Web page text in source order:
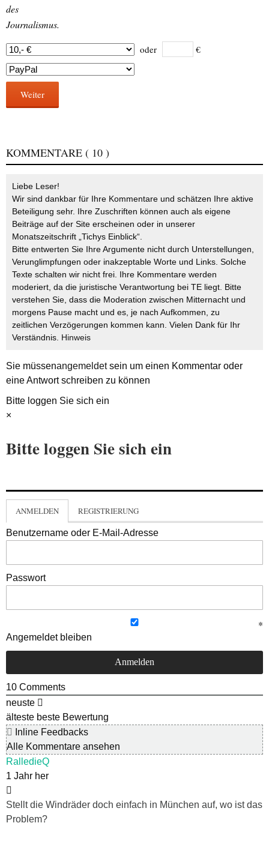
des
Journalismus.
oder €
Weiter
KOMMENTARE ( 10 )
Liebe Leser!
Wir sind dankbar für Ihre Kommentare und schätzen Ihre aktive
Beteiligung sehr. Ihre Zuschriften können auch als eigene
Beiträge auf der Site erscheinen oder in unserer
Monatszeitschrift „Tichys Einblick“.
Bitte entwerten Sie Ihre Argumente nicht durch Unterstellungen,
Verunglimpfungen oder inakzeptable Worte und Links. Solche
Texte schalten wir nicht frei. Ihre Kommentare werden
moderiert, da die juristische Verantwortung bei TE liegt. Bitte
verstehen Sie, dass die Moderation zwischen Mitternacht und
morgens Pause macht und es, je nach Aufkommen, zu
zeitlichen Verzögerungen kommen kann. Vielen Dank für Ihr
Verständnis. Hinweis
Sie müssenangemeldetsein um einen Kommentar oder
eine Antwort schreiben zu können
Bitte loggen Sie sich ein
×
Bitte loggen Sie sich ein
ANMELDEN REGISTRIERUNG
Benutzername oder E-Mail-Adresse
Passwort
Angemeldet bleiben
10 Comments
neuste
älteste beste Bewertung
Inline Feedbacks
Alle Kommentare ansehen
RalledieQ
1 Jahr her
Stellt die Windräder doch einfach in München auf, wo ist das
Problem?